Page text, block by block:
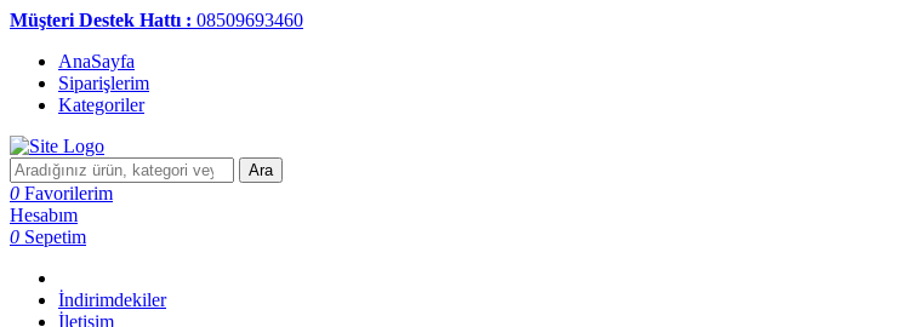
Müşteri Destek Hattı : 08509693460
AnaSayfa
Siparişlerim
Kategoriler
Ara
0 Favorilerim
Hesabım
0 Sepetim
İndirimdekiler
İletişim